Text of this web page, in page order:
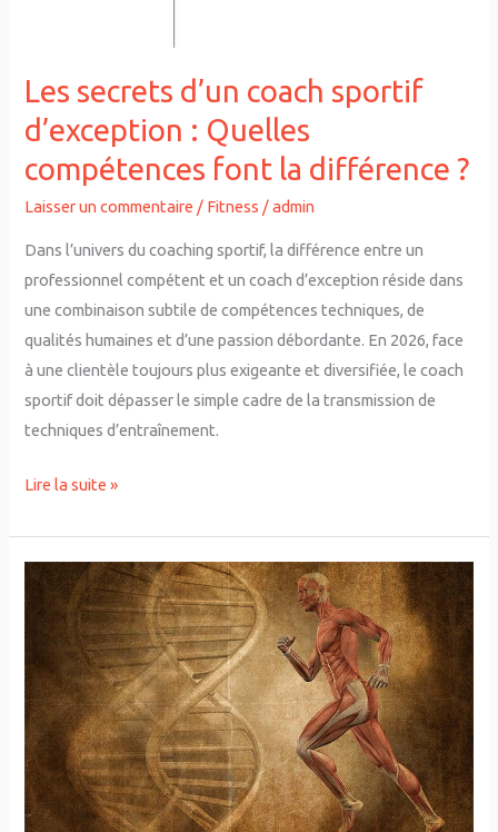
Les secrets d’un coach sportif
d’exception : Quelles
compétences font la différence ?
Laisser un commentaire / Fitness /admin
Dans l’univers du coaching sportif, la différence entre un
professionnel compétent et un coach d’exception réside dans
une combinaison subtile de compétences techniques, de
qualités humaines et d’une passion débordante. En 2026, face
à une clientèle toujours plus exigeante et diversifiée, le coach
sportif doit dépasser le simple cadre de la transmission de
techniques d’entraînement.
Lire la suite »
Mémoire
musculaire
Comprendre
son
rôle
crucial
et
son